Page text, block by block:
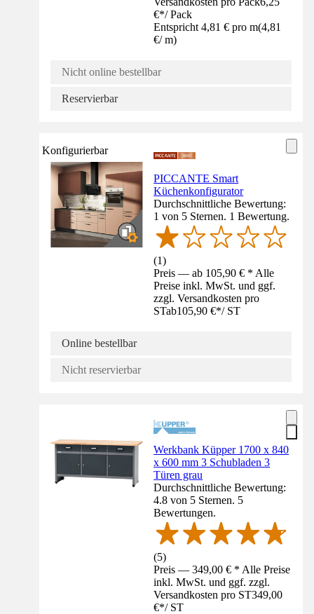
€*/ Pack
Entspricht 4,81 € pro m(4,81
€/ m)
Nicht online bestellbar
Reservierbar
Konfigurierbar
PICCANTE Smart
Küchenkonfigurator
Durchschnittliche Bewertung:
1 von 5 Sternen. 1 Bewertung.
(1)
Preis — ab 105,90 € * Alle
Preise inkl. MwSt. und ggf.
zzgl. Versandkosten pro
STab105,90 €*/ ST
Online bestellbar
Nicht reservierbar
Werkbank Küpper 1700 x 840
x 600 mm 3 Schubladen 3
Türen grau
Durchschnittliche Bewertung:
4.8 von 5 Sternen. 5
Bewertungen.
(5)
Preis — 349,00 € * Alle Preise
inkl. MwSt. und ggf. zzgl.
Versandkosten pro ST349,00
€*/ ST